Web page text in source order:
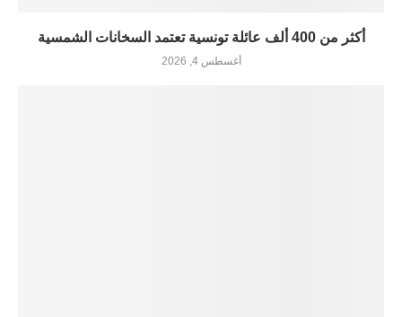
أكثر من 400 ألف عائلة تونسية تعتمد السخانات الشمسية
أغسطس 4, 2026